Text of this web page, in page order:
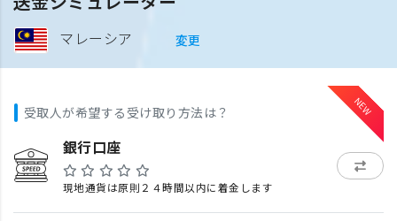
マレーシア 変更
受取人が希望する受け取り方法は？
銀行口座
現地通貨は原則２４時間以内に着金します